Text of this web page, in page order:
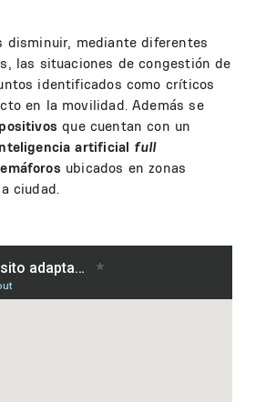
disminuir, mediante diferentes
las situaciones de congestión de
identificados como críticos
en la movilidad. Además se
que cuentan con un
artificial full
ubicados en zonas
ciudad.